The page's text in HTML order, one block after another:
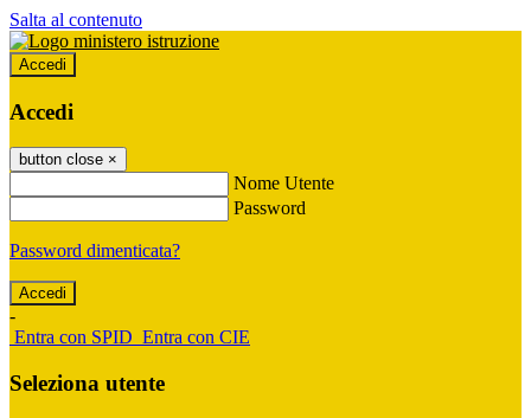
Salta al contenuto
Accedi
Accedi
button close ×
Nome Utente
Password
Password dimenticata?
-
Entra con SPID Entra con CIE
Seleziona utente